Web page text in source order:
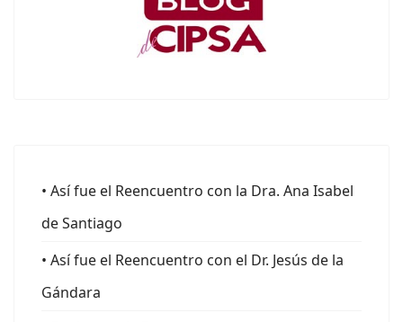
• Así fue el Reencuentro con la Dra. Ana Isabel
de Santiago
• Así fue el Reencuentro con el Dr. Jesús de la
Gándara